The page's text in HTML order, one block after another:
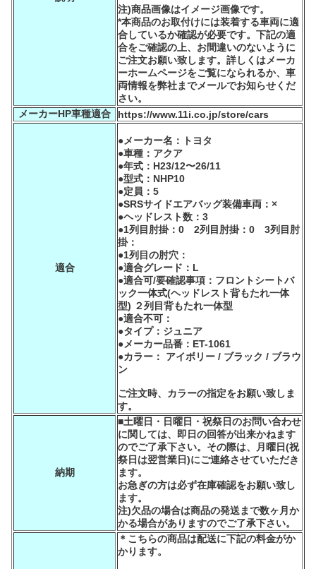
注)商品画像はイメージ画像です。
*本商品のお取付けには装着する車両に適
合しているか確認が必要です。下記の適
合をご確認の上、お間違いのないように
ご注文お願い致します。詳しくはメーカ
ーホームページをご覧になられるか、車
両情報を弊社までメールでお知らせくだ
さい。
メーカーHP車種適合
https://www.11i.co.jp/store/cars
適合
●メーカー名：トヨタ
●車種：アクア
●年式：H23/12〜26/11
●型式：NHP10
●定員：5
●SRSサイドエアバッグ装備車両：×
●ヘッドレスト数：3
●1列目肘掛：0 2列目肘掛：0 3列目肘
掛：
●1列目の肘穴：
●適合グレード：L
●適合可/要確認事項：フロントシートバ
ック一体式(ヘッドレスト背もたれ一体
型) ２列目背もたれ一体型
●適合不可：
●タイプ：ジュニア
●メーカー品番：ET-1061
●カラー： アイボリー / ブラック / ブラウ
ン
ご注文時、カラーの指定をお願い致しま
す。
納期
■土曜日・日曜日・祝祭日のお問い合わせ
に関しては、即日の回答が出来かねます
のでご了承下さい。その際は、月曜日(祝
祭日は翌営業日)にご連絡させていただき
ます。
お急ぎの方は必ず在庫確認をお願い致し
ます。
注)欠品の場合は商品の発送まで数ヶ月か
かる場合がありますのでご了承下さい。
＊こちらの商品は配送に下記の料金がか
かります。